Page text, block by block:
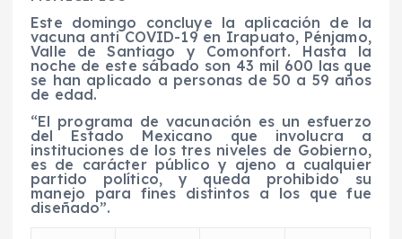
Este domingo concluye la aplicación de la
vacuna anti COVID-19en Irapuato, Pénjamo,
Valle de Santiago y Comonfort. Hasta la
noche de este sábado son 43 mil 600 las que
se han aplicado a personas de 50 a 59 años
de edad.
“El programa de vacunación es un esfuerzo
del Estado Mexicano que involucra a
instituciones de los tres niveles de Gobierno,
es de carácter público y ajeno a cualquier
partido político, y queda prohibido su
manejo para fines distintos a los que fue
diseñado”.